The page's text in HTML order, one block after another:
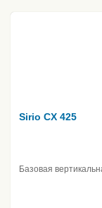
Sirio CX 425
Базовая